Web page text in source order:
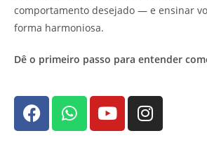
comportamento desejado — e ensinar
forma harmoniosa.
Dê o primeiro passo para entender